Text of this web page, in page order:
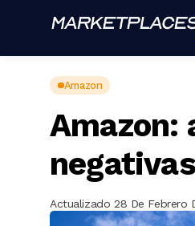
Amazon
Amazon:
negativas
Actualizado 28 De Febrero